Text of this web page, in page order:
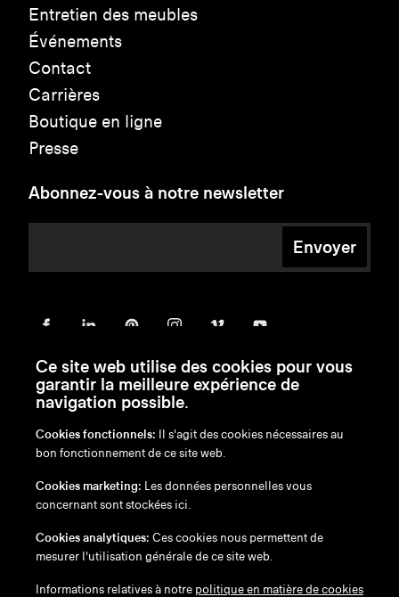
Entretien des meubles
Événements
Contact
Carrières
Boutique en ligne
Presse
Abonnez-vous à notre newsletter
Envoyer
en/nl/fr/de
Exonération de responsabilité
Politique en matière de cookies
Ce site web utilise des cookies pour vous
garantir la meilleure expérience de
navigation possible.
Cookies fonctionnels: Il s'agit des cookies nécessaires au
bon fonctionnement de ce site web.
Cookies marketing: Les données personnelles vous
concernant sont stockées ici.
Cookies analytiques: Ces cookies nous permettent de
mesurer l'utilisation générale de ce site web.
Informations relatives à notre politique en matière de cookies